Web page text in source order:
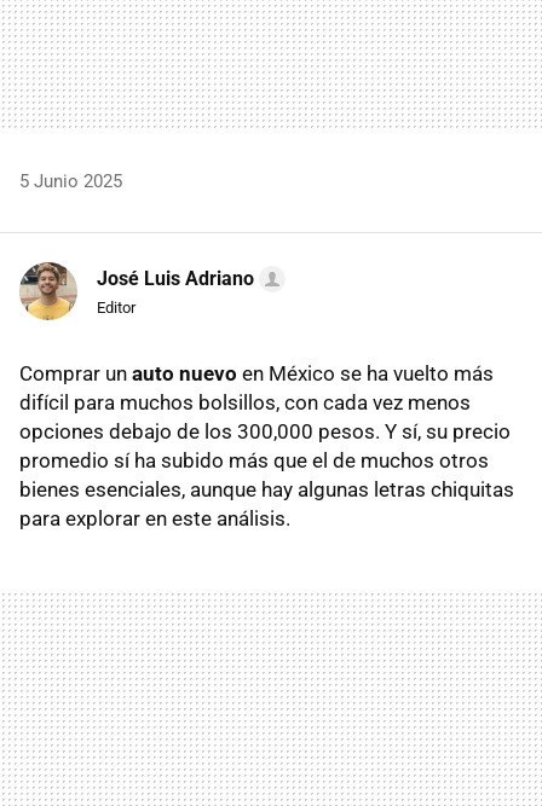
5 Junio 2025
José Luis Adriano
Editor
Comprar un auto nuevo en México se ha vuelto más
difícil para muchos bolsillos, con cada vez menos
opciones debajo de los 300,000 pesos. Y sí, su precio
promedio sí ha subido más que el de muchos otros
bienes esenciales, aunque hay algunas letras chiquitas
para explorar en este análisis.